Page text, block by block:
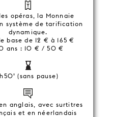
opéras, la Monnaie
système de tarification
dynamique.
base de 12 € à 165 €
ans : 10 € / 50 €
(sans pause)
anglais, avec surtitres
et en néerlandais